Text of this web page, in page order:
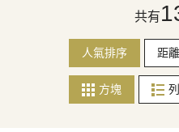
共有
人氣排序 距
方塊